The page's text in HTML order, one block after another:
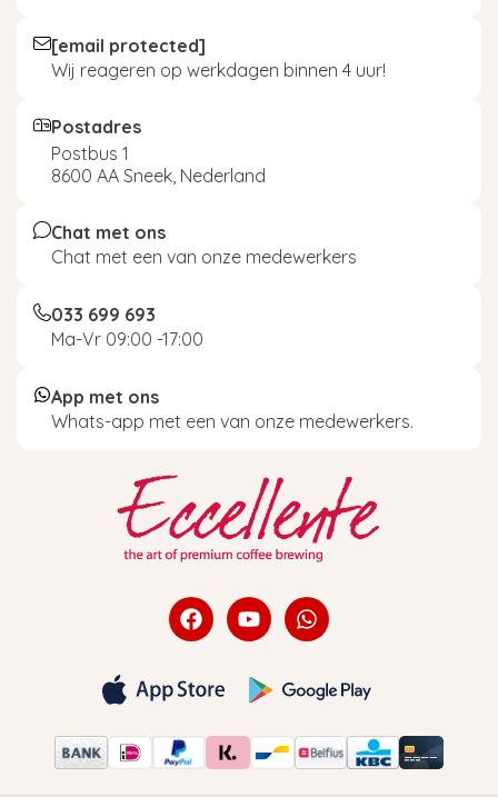
[email protected]
Wij reageren op werkdagen binnen 4 uur!
Postadres
Postbus 1
8600 AA Sneek, Nederland
Chat met ons
Chat met een van onze medewerkers
033 699 693
Ma-Vr 09:00 -17:00
App met ons
Whats-app met een van onze medewerkers.